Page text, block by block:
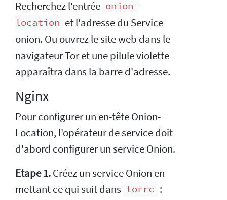
Recherchez l'entrée onion-
location et l'adresse du Service
onion. Ou ouvrez le site web dans le
navigateur Tor et une pilule violette
apparaîtra dans la barre d'adresse.
Nginx
Pour configurer un en-tête Onion-
Location, l'opérateur de service doit
d'abord configurer un service Onion.
Etape 1.Créez un service Onion en
mettant ce qui suit dans torrc :